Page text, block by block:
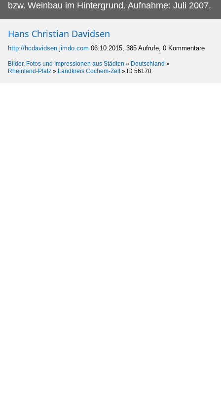
bzw. Weinbau im Hintergrund. Aufnahme: Juli 2007.
Hans Christian Davidsen
http://hcdavidsen.jimdo.com 06.10.2015, 385 Aufrufe, 0 Kommentare
Bilder, Fotos und Impressionen aus Städten » Deutschland »
Rheinland-Pfalz » Landkreis Cochem-Zell » ID 56170